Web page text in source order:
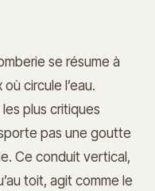
se résume à
circule l’eau.
plus critiques
pas une goutte
Ce conduit vertical,
toit, agit comme le